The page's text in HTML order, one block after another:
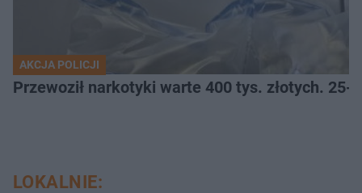
AKCJA POLICJI
Przewoził narkotyki warte 400 tys. złotych.
LOKALNIE: